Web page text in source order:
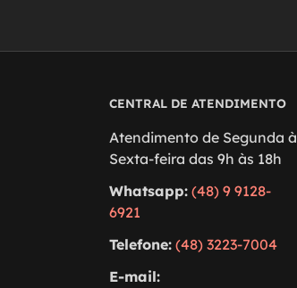
CENTRAL DE ATENDIMENTO
Atendimento de Segunda à
Sexta-feira das 9h às 18h
Whatsapp: (48) 9 9128-
6921
Telefone: (48) 3223-7004
E-mail: